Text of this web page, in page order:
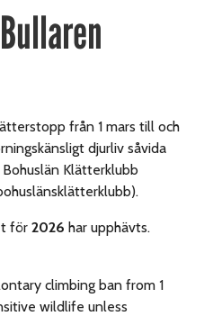
från 1 mars till och
djurliv såvida
Klätterklubb
för2026har upphävts.
climbing ban from 1
wildlife unless